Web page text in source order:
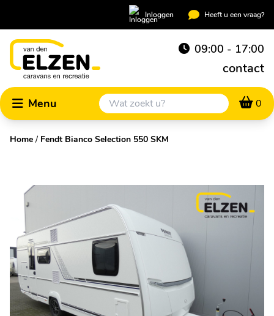
Inloggen Heeft u een vraag?
09:00 - 17:00
contact
Menu 0
Home / Fendt Bianco Selection 550 SKM